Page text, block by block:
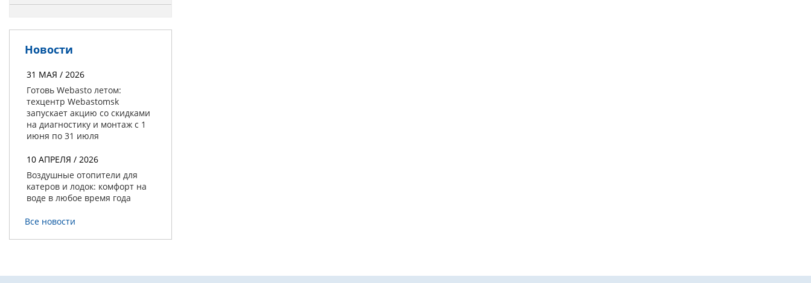
Новости
31 МАЯ / 2026
Готовь Webasto летом:
техцентр Webastomsk
запускает акцию со скидками
на диагностику и монтаж с 1
июня по 31 июля
10 АПРЕЛЯ / 2026
Воздушные отопители для
катеров и лодок: комфорт на
воде в любое время года
Все новости